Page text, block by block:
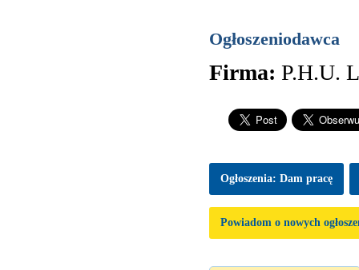
Ogłoszeniodawca
Firma: P.H.U.
Ogłoszenia: Dam pracę
Powiadom o nowych